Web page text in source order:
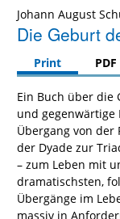
Johann August
Die Geburt
Print PDF
Ein Buch über die
und gegenwärtige
Übergang von der
der Dyade zur
– zum Leben mit
dramatischsten,
Übergänge im
massiv in